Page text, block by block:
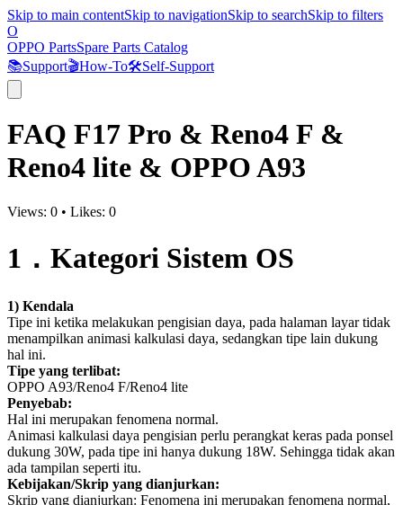
Skip to main contentSkip to navigationSkip to searchSkip to filters
O
OPPO PartsSpare Parts Catalog
📚Support🎬How-To🛠️Self-Support
FAQ F17 Pro & Reno4 F &
Reno4 lite & OPPO A93
Views: 0 • Likes: 0
1 ． Kategori Sistem OS
1) Kendala
Tipe ini ketika melakukan pengisian daya, pada halaman layar tidak
menampilkan animasi kalkulasi daya, sedangkan tipe lain dukung
hal ini.
Tipe yang terlibat:
OPPO A93/Reno4 F/Reno4 lite
Penyebab:
Hal ini merupakan fenomena normal.
Animasi kalkulasi daya pengisian perlu perangkat keras pada ponsel
dukung 30W, pada tipe ini hanya dukung 18W. Sehingga tidak akan
ada tampilan seperti itu.
Kebijakan/Skrip yang dianjurkan:
Skrip yang dianjurkan: Fenomena ini merupakan fenomena normal,